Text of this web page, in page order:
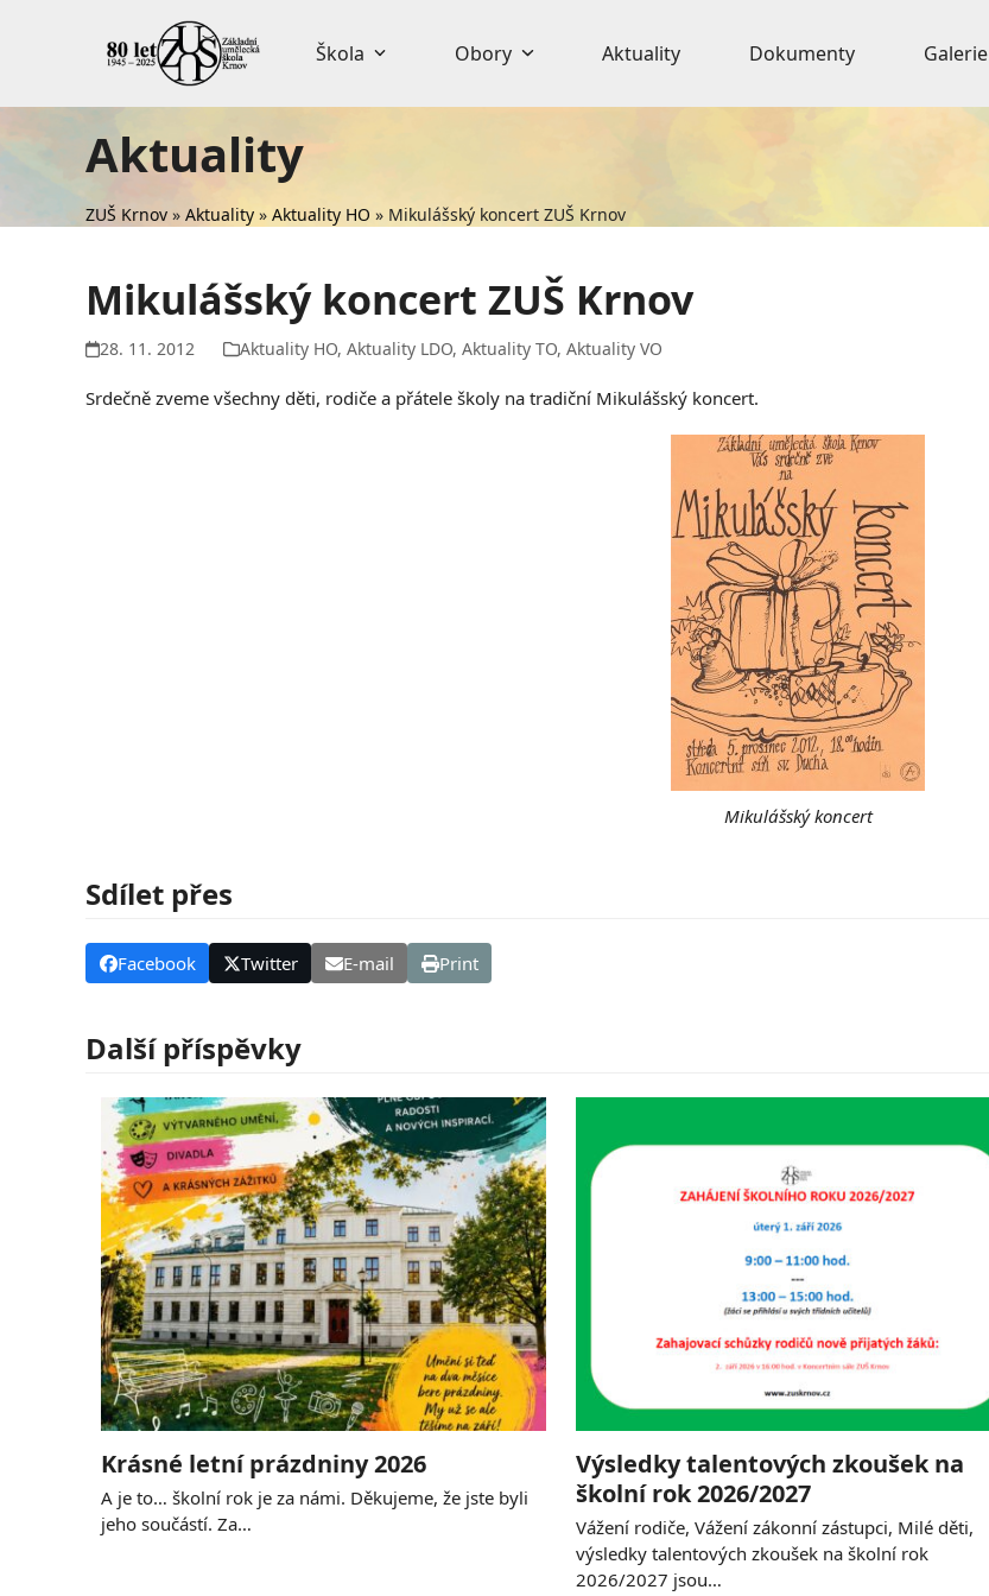
Škola Obory Aktuality Dokumenty Galerie
Aktuality
ZUŠ Krnov » Aktuality » Aktuality HO » Mikulášský koncert ZUŠ Krnov
Mikulášský koncert ZUŠ Krnov
28. 11. 2012 Aktuality HO,Aktuality LDO,Aktuality TO,Aktuality VO
Srdečně zveme všechny děti, rodiče a přátele školy na tradiční Mikulášský koncert.
Mikulášský koncert
Sdílet přes
Facebook Twitter E-mail Print
Další příspěvky
Krásné letní prázdniny 2026
A je to… školní rok je za námi. Děkujeme, že jste byli
jeho součástí. Za…
Výsledky talentových zkoušek na
školní rok 2026/2027
Vážení rodiče, Vážení zákonní zástupci, Milé děti,
výsledky talentových zkoušek na školní rok
2026/2027 jsou…